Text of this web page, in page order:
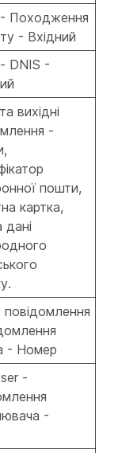
Походження
- Вхідний
DNIS -
вихідні
-
пошти,
картка,
дані
повідомлення
- Номер
-
-